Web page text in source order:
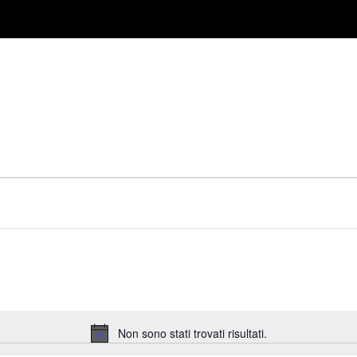
Notice
Non sono stati trovati risultati.